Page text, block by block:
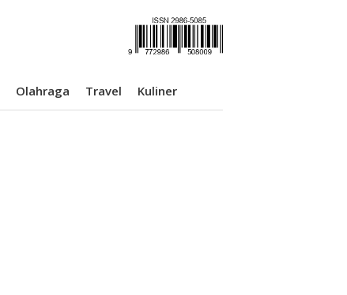
Olahraga Travel Kuliner